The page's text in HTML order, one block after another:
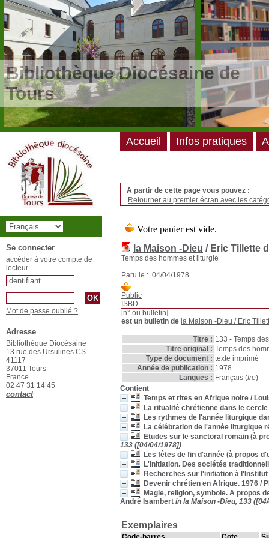
/**/
Bibliothèque Diocésaine de
Tours
A partir de cette page vous pouvez :
Retourner au premier écran avec les
la Maison -Dieu / Eric Tillette
Temps des hommes et liturgie
Paru le : 04/04/1978
Public
ISBD
[n° ou bulletin]
est un bulletin de la Maison -Dieu / Eric
Titre : 133 - Temps
Titre original : Temps des
Type de document : texte imprimé
Année de publication : 1978
Langues : Français (fre)
Contient
Temps et rites en Afrique noire /
La ritualité chrétienne dans le
Les rythmes de l'année liturgique
La célébration de l'année liturgique
Etudes sur le sanctoral romain (à
133 ([04/04/1978])
Les fêtes de fin d'année (à propos
L'initiation. Des sociétés
Recherches sur l'initiation à
Devenir chrétien en Afrique. 1976 /
Magie, religion, symbole. A propos
André Isambert in la Maison -Dieu, 133
Exemplaires
Accueil Infos pratiques
Se connecter
accéder à votre compte de
lecteur
Mot de passe oublié ?
Adresse
Bibliothèque Diocésaine
13 rue des Ursulines CS
41117
37011 Tours
France
02 47 31 14 45
contact